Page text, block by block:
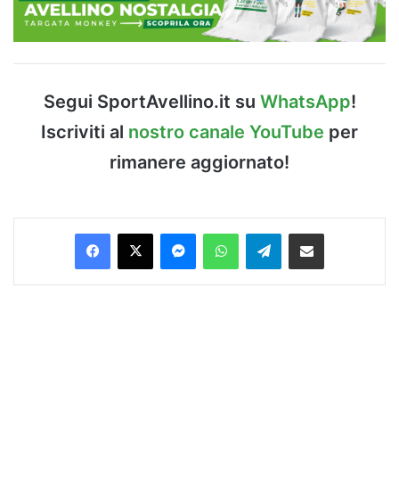
Segui SportAvellino.it su WhatsApp!
Iscriviti al nostro canale YouTube per
rimanere aggiornato!
Facebook
X MessengerWhatsAppTelegramCondividi via Email